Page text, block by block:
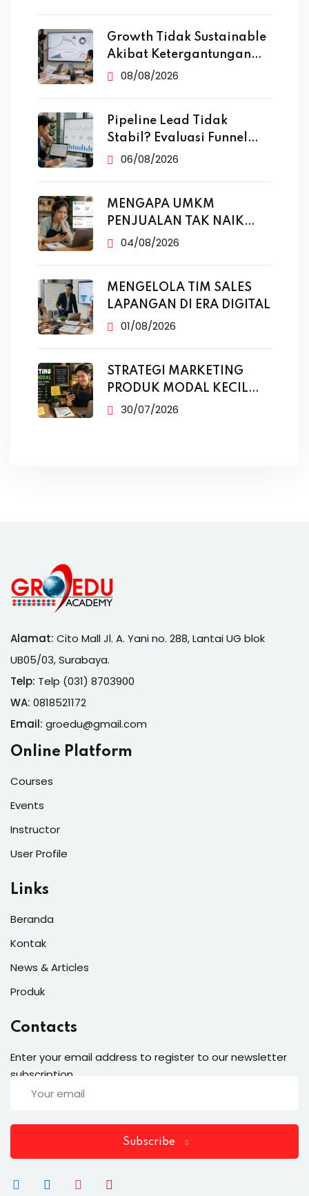
Growth Tidak Sustainable
Akibat Ketergantungan
Iklan
08/08/2026
Pipeline Lead Tidak
Stabil? Evaluasi Funnel
Marketing
06/08/2026
MENGAPA UMKM
PENJUALAN TAK NAIK
MESKI SUDAH
04/08/2026
MENGELOLA TIM SALES
LAPANGAN DI ERA DIGITAL
01/08/2026
STRATEGI MARKETING
PRODUK MODAL KECIL
TANPA IKLAN
30/07/2026
Alamat: Cito Mall Jl. A. Yani no. 288, Lantai UG blok
UB05/03, Surabaya.
Telp: Telp (031) 8703900
WA: 0818521172
Email: groedu@gmail.com
Online Platform
Courses
Events
Instructor
User Profile
Links
Beranda
Kontak
News & Articles
Produk
Contacts
Enter your email address to register to our newsletter
subscription
Subscribe